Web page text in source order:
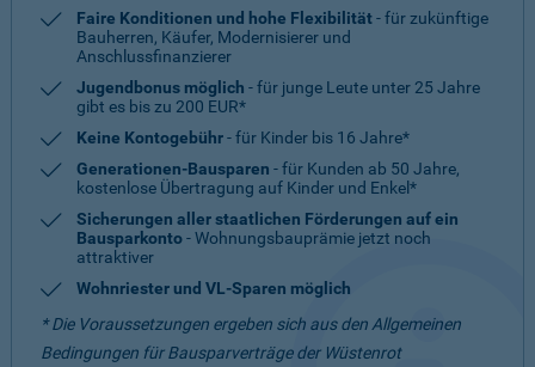
Faire Konditionen und hohe Flexibilität- für zukünftige
Bauherren, Käufer, Modernisierer und
Anschlussfinanzierer
Jugendbonus möglich - für junge Leute unter 25 Jahre
gibt es bis zu 200 EUR*
Keine Kontogebühr- für Kinder bis 16 Jahre*
Generationen-Bausparen - für Kunden ab 50 Jahre,
kostenlose Übertragung auf Kinder und Enkel*
Sicherungen aller staatlichen Förderungen auf ein
Bausparkonto- Wohnungsbauprämie jetzt noch
attraktiver
Wohnriester und VL-Sparen möglich
* Die Voraussetzungen ergeben sich aus den Allgemeinen
Bedingungen für Bausparverträge der Wüstenrot